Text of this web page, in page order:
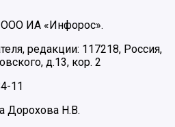
ООО ИА «Инфорос».
редакции: 117218, Россия,
д.13, кор. 2
11
Дорохова Н.В.